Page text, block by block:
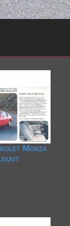
Monza